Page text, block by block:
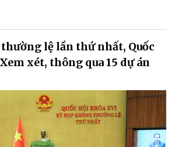
lệ lần thứ nhất, Quốc
xét, thông qua 15 dự án